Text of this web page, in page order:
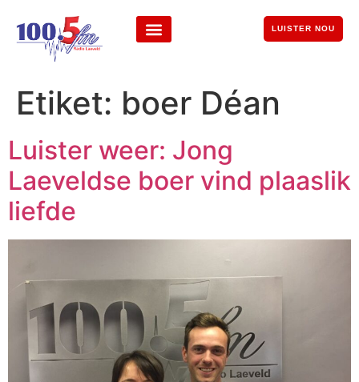
LUISTER NOU
Etiket: boer Déan
Luister weer: Jong
Laeveldse boer vind plaaslik
liefde